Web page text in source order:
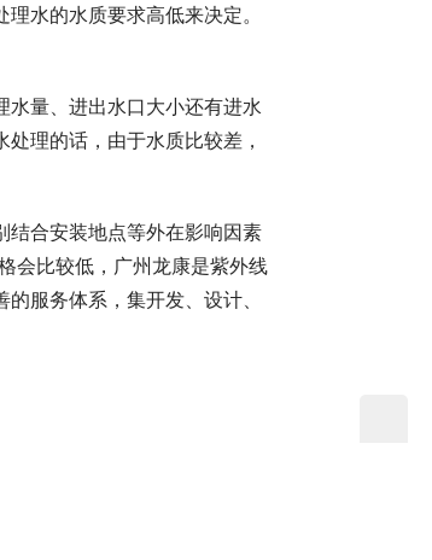
水的水质要求高低来决定。
水量、进出水口大小还有进水
理的话，由于水质比较差，
结合安装地点等外在影响因素
会比较低，广州龙康是紫外线
服务体系，集开发、设计、